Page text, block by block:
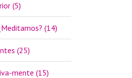
(5)
(14)
(25)
mente (15)